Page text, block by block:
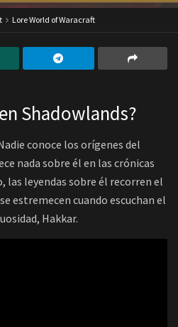
Lore World of Waracraft
Shadowlands?
conoce los orígenes del
nada sobre él en las crónicas
las leyendas sobre él recorren el
estremecen cuando escuchan el
Hakkar.